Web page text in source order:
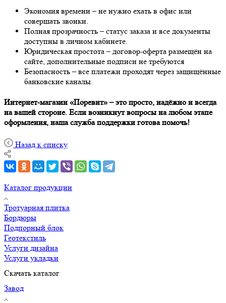
Экономия времени – не нужно ехать в офис или
совершать звонки.
Полная прозрачность – статус заказа и все документы
доступны в личном кабинете.
Юридическая простота – договор-оферта размещён на
сайте, дополнительные подписи не требуются
Безопасность – все платежи проходят через защищённые
банковские каналы.
Интернет-магазин «Поревит» – это просто, надёжно и всегда
на вашей стороне. Если возникнут вопросы на любом этапе
оформления, наша служба поддержки готова помочь!
Назад к списку
Каталог продукции
Тротуарная плитка
Бордюры
Подпорный блок
Геотекстиль
Услуги дизайна
Услуги укладки
Скачать каталог
Завод